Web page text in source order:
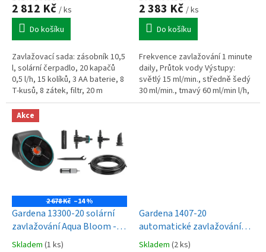
2 812 Kč / ks
Do košíku
Zavlažovací sada: zásobník 10,5
l, solární čerpadlo, 20 kapačů
0,5 l/h, 15 kolíků, 3 AA baterie, 8
T-kusů, 8 zátek, filtr, 20 m
trubky – vše pro efektivní
zavlažování.
2 383 Kč / ks
Do košíku
Frekvence zavlažování 1 minute
daily, Průtok vody Výstupy:
světlý 15 ml/min., středně šedý
30 ml/min., tmavý 60 ml/min l/h,
Sada se systémovými díly 10,5 l
Akce
2 678 Kč –14 %
Gardena 13300-20 solární
zavlažování Aqua Bloom -
sada
Skladem (1 ks)
Gardena 1407-20
automatické zavlažování
pro 5-6 m květinových
Skladem (2 ks)